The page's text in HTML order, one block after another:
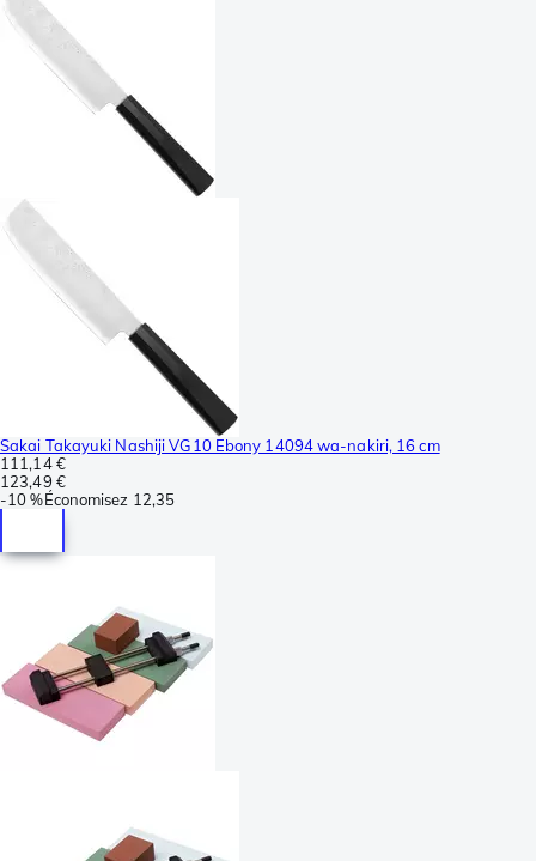
Sakai Takayuki Nashiji VG10 Ebony 14094 wa-nakiri, 16 cm
111,14 €
123,49 €
-10 %Économisez 12,35